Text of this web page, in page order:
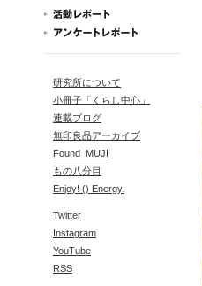
研究所について
小冊子「くらし中心」
連載ブログ
無印良品アーカイブ
Found_MUJI
もの八分目
Enjoy! () Energy.
Twitter
Instagram
YouTube
RSS